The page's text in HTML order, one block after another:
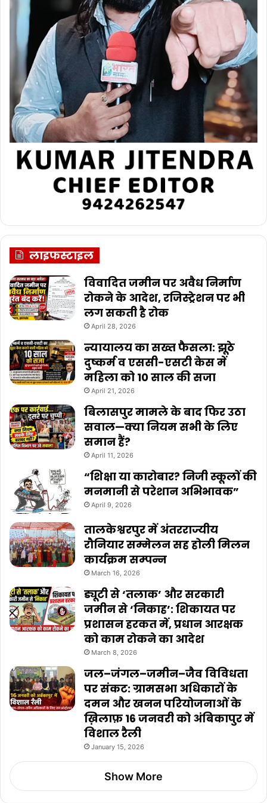
लाइफस्टाइल
विवादित जमीन पर अवैध निर्माण
रोकने के आदेश, रजिस्ट्रेशन पर भी
लग सकती है रोक
April 28, 2026
न्यायालय का सख्त फैसला: झूठे
दुष्कर्म व एससी-एसटी केस में
महिला को 10 साल की सजा
April 21, 2026
बिलासपुर मामले के बाद फिर उठा
सवाल—क्या नियम सभी के लिए
समान हैं?
April 11, 2026
“शिक्षा या कारोबार? निजी स्कूलों की
मनमानी से परेशान अभिभावक”
April 9, 2026
तालकेश्वरपुर में अंतरराज्यीय
रौनियार सम्मेलन सह होली मिलन
कार्यक्रम सम्पन्न
March 16, 2026
ड्यूटी से ‘तलाक’ और सरकारी
जमीन से ‘निकाह’: शिकायत पर
प्रशासन हरकत में, प्रधान आरक्षक
को काम रोकने का आदेश
March 8, 2026
जल–जंगल–जमीन–जैव विविधता
पर संकट: ग्रामसभा अधिकारों के
दमन और खनन परियोजनाओं के
ख़िलाफ़ 16 जनवरी को अंबिकापुर में
विशाल रैली
January 15, 2026
Show More